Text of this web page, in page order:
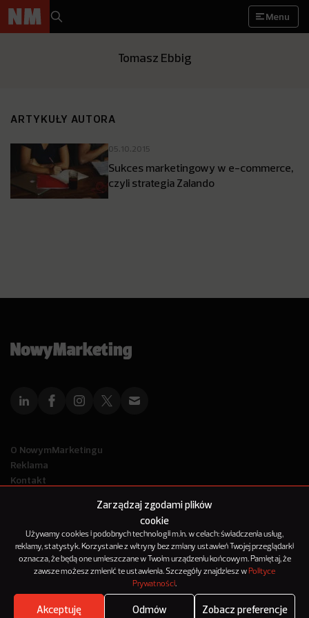
Zarządzaj zgodami plików
cookie
Używamy cookies i podobnych technologii m.in. w celach: świadczenia usług,
reklamy, statystyk. Korzystanie z witryny bez zmiany ustawień Twojej przeglądarki
oznacza, że będą one umieszczane w Twoim urządzeniu końcowym. Pamiętaj, że
zawsze możesz zmienić te ustawienia. Szczegóły znajdziesz w Polityce
Prywatności.
Akceptuję Odmów Zobacz preferencje
Menu
Tomasz Ebbig
ARTYKUŁY AUTORA
05.10.2015
Sukces marketingowy w e-commerce,
czyli strategia Zalando
O NowymMarketingu
Reklama
Kontakt
© 2012-2025
NowyMarketing jest marką 143Media Sp. z o.o.